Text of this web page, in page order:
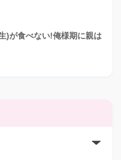
)が食べない!俺様期に親は